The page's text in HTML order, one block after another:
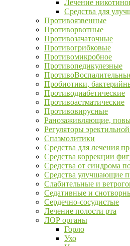
Лечение
Средства для
Противоязвенные
Противорвотные
Противозачаточные
Противогрибковые
Противомикробное
Противопедикулезные
Пробиотики,
Противодиабетические
Противоастматические
Противовирусные
Ранозаживляющие,
Регуляторы
Спазмолитики
Средства для лечения
Средства коррекции
Средства от синдрома
Средства улучшающие
Слабительные и
Седативные и
Сердечно-сосудистые
Лечение полости рта
ЛОР органы
Горло
Ухо